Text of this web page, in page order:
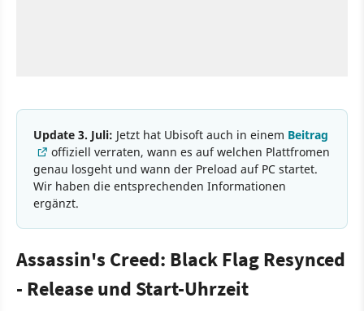
Update 3. Juli: Jetzt hat Ubisoft auch in einem Beitrag
offiziell verraten, wann es auf welchen Plattfromen
genau losgeht und wann der Preload auf PC startet.
Wir haben die entsprechenden Informationen
ergänzt.
Assassin's Creed: Black Flag Resynced
- Release und Start-Uhrzeit